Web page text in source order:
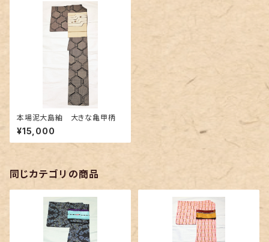
本場泥大島紬 大きな亀甲柄
¥15,000
同じカテゴリの商品